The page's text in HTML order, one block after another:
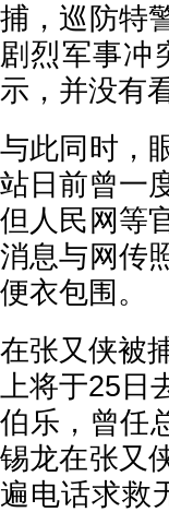
捕，巡防特
剧烈军事冲
示，并没有
与此同时，
站日前曾一
但人民网等
消息与网传
便衣包围。
在张又侠被
上将于25日
伯乐，曾任
锡龙在张又
遍电话求救